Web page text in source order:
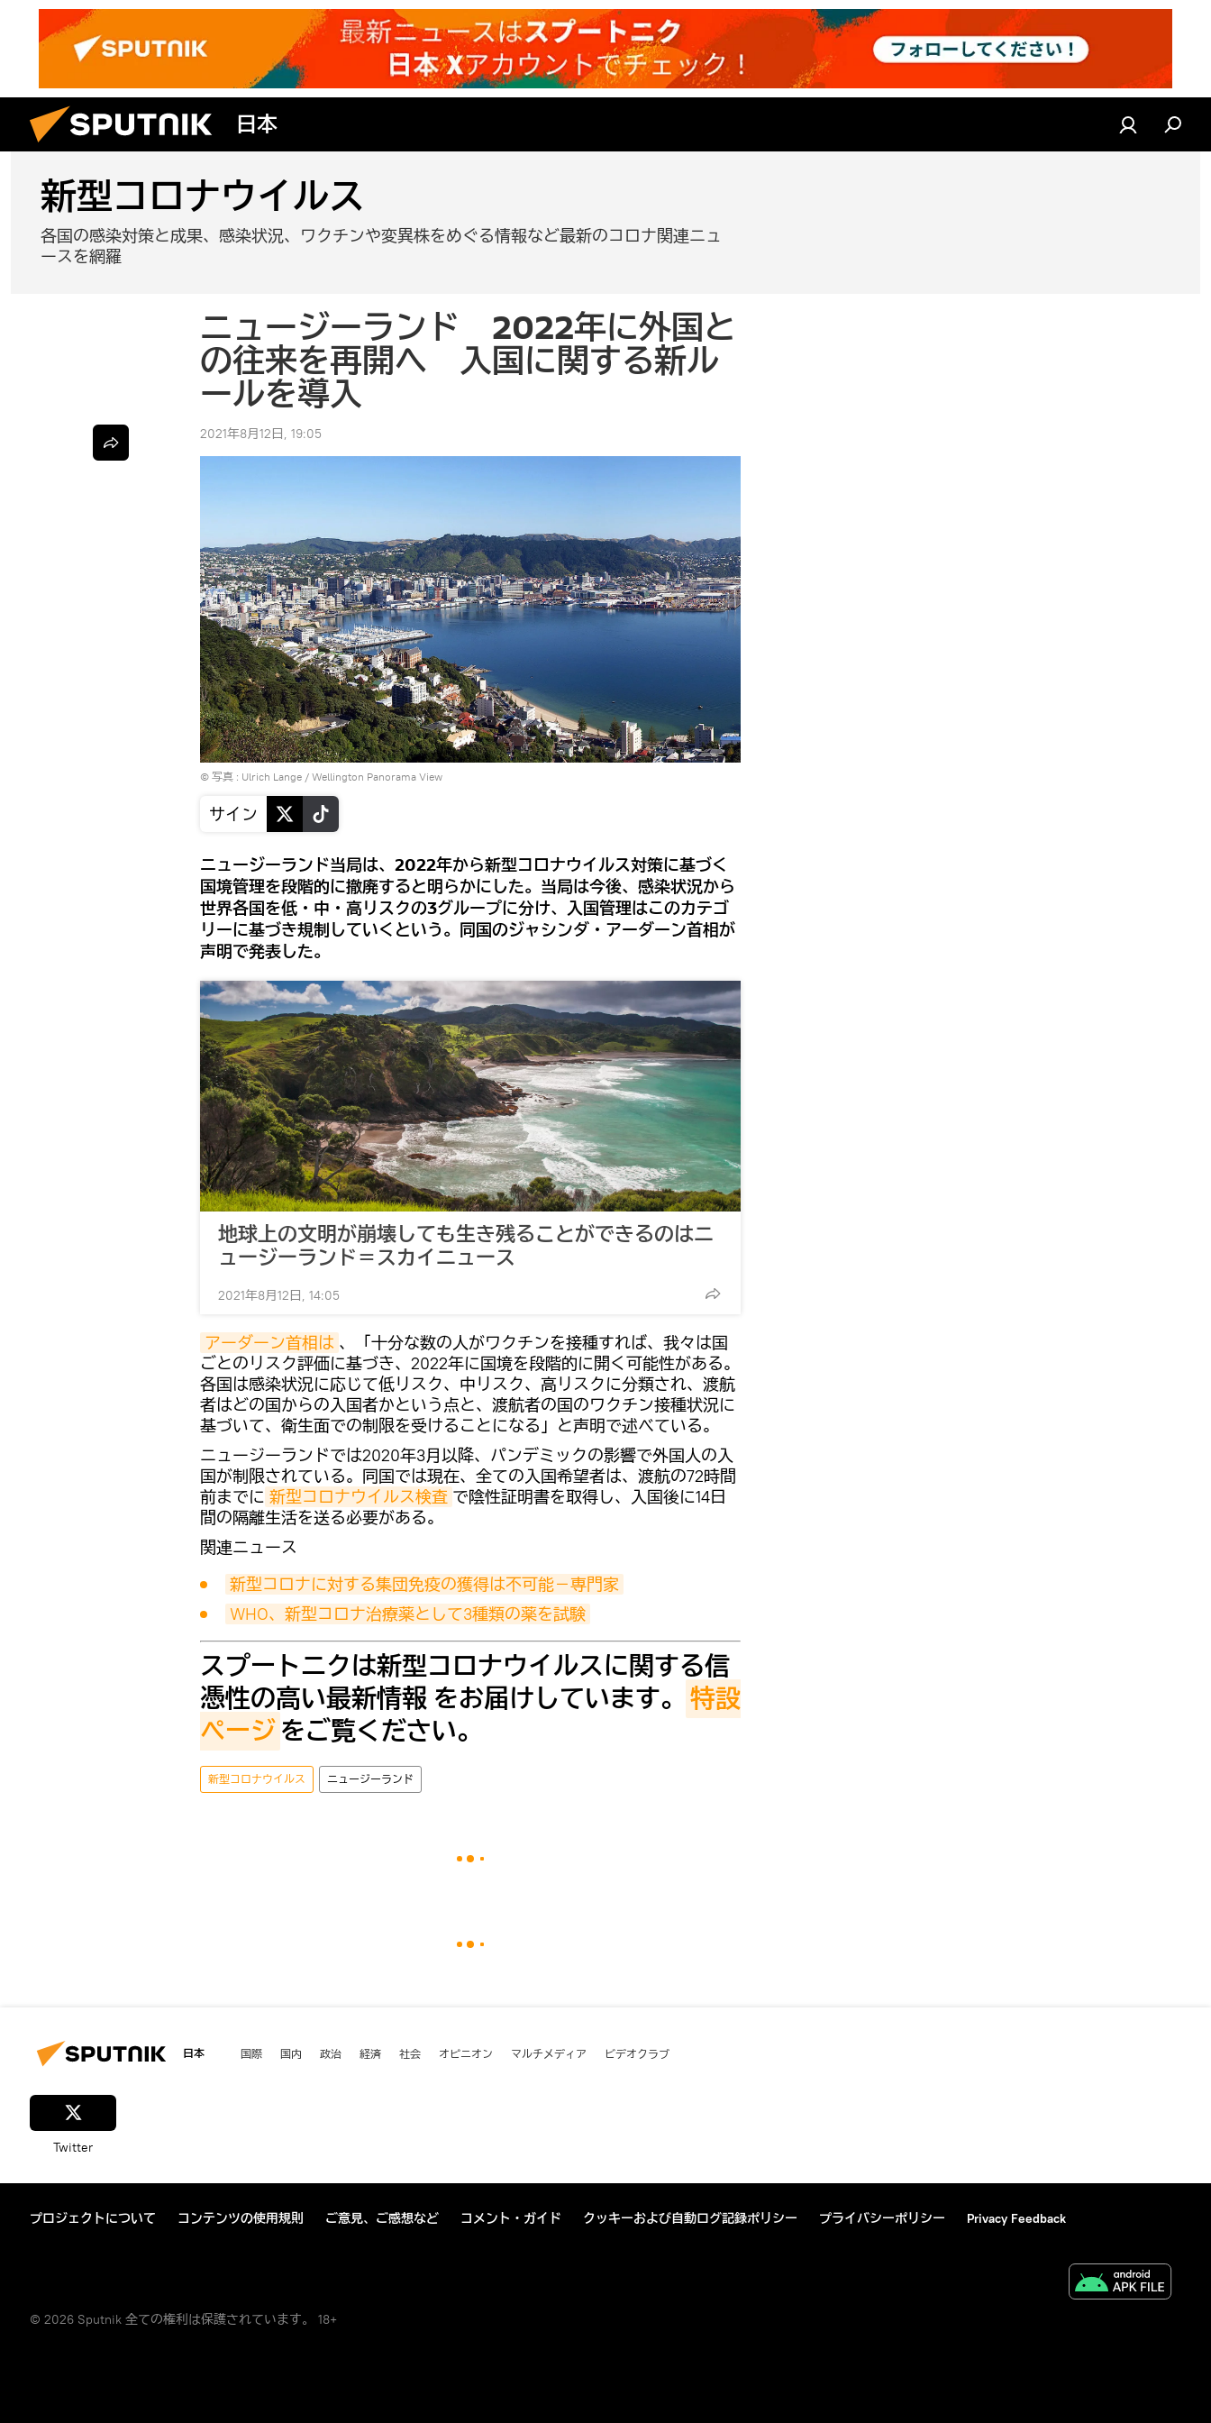
日本
新型コロナウイルス
各国の感染対策と成果、感染状況、ワクチンや変異株をめぐる情報など最新のコロナ関連ニュ
ースを網羅
ニュージーランド 2022年に外国と
の往来を再開へ 入国に関する新ル
ールを導入
2021年8月12日, 19:05
© 写真 : Ulrich Lange / Wellington Panorama View
サイン
ニュージーランド当局は、2022年から新型コロナウイルス対策に基づく
国境管理を段階的に撤廃すると明らかにした。当局は今後、感染状況から
世界各国を低・中・高リスクの3グループに分け、入国管理はこのカテゴ
リーに基づき規制していくという。同国のジャシンダ・アーダーン首相が
声明で発表した。
地球上の文明が崩壊しても生き残ることができるのはニ
ュージーランド＝スカイニュース
2021年8月12日, 14:05
アーダーン首相は 、「十分な数の人がワクチンを接種すれば、我々は国
ごとのリスク評価に基づき、2022年に国境を段階的に開く可能性がある。
各国は感染状況に応じて低リスク、中リスク、高リスクに分類され、渡航
者はどの国からの入国者かという点と、渡航者の国のワクチン接種状況に
基づいて、衛生面での制限を受けることになる」と声明で述べている。
ニュージーランドでは2020年3月以降、パンデミックの影響で外国人の入
国が制限されている。同国では現在、全ての入国希望者は、渡航の72時間
前までに 新型コロナウイルス検査 で陰性証明書を取得し、入国後に14日
間の隔離生活を送る必要がある。
関連ニュース
新型コロナに対する集団免疫の獲得は不可能－専門家
WHO、新型コロナ治療薬として3種類の薬を試験
スプートニクは新型コロナウイルスに関する信
憑性の高い最新情報 をお届けしています。 特設
ページをご覧ください。
新型コロナウイルス ニュージーランド
日本 国際 国内 政治 経済 社会 オピニオン マルチメディア ビデオクラブ
Twitter
プロジェクトについて コンテンツの使用規則 ご意見、ご感想など コメント・ガイド クッキーおよび自動ログ記録ポリシー プライバシーポリシー Privacy Feedback
© 2026 Sputnik 全ての権利は保護されています。 18+